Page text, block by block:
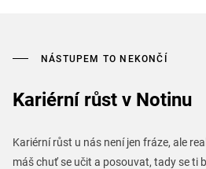
NÁSTUPEM TO NEKONČÍ
Kariérní růst v Notinu
Kariérní růst u nás není jen fráze, ale
máš chuť se učit a posouvat, tady se ti